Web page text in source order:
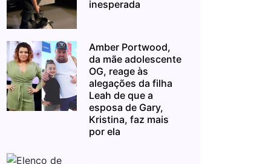
inesperada
Amber Portwood,
da mãe adolescente
OG, reage às
alegações da filha
Leah de que a
esposa de Gary,
Kristina, faz mais
por ela